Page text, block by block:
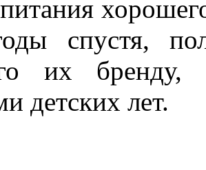
спустя,
их бренду
детских лет.